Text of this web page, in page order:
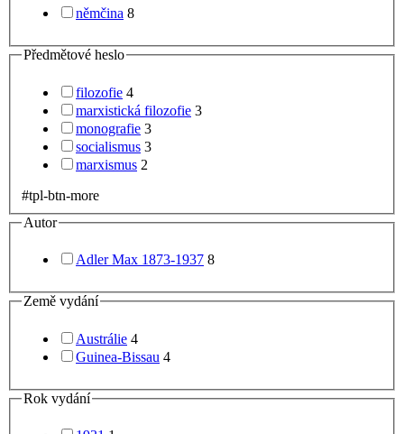
němčina 8
Předmětové heslo
filozofie 4
marxistická filozofie 3
monografie 3
socialismus 3
marxismus 2
#tpl-btn-more
Autor
Adler Max 1873-1937 8
Země vydání
Austrálie 4
Guinea-Bissau 4
Rok vydání